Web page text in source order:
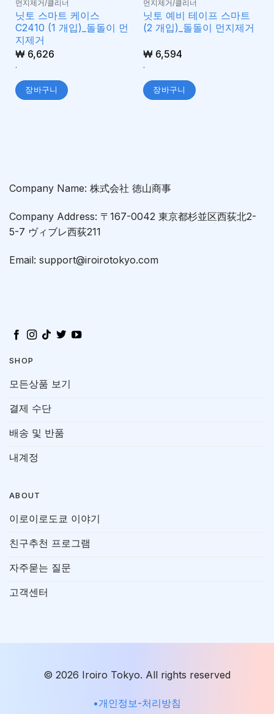
먼지제거/클리너
닛토 스마트 케이스
C2410 (1 개입)_돌돌이 먼
지제거
₩6,626
.
장바구니
먼지제거/클리너
닛토 예비 테이프 스마트
(2 개입)_돌돌이 먼지제거
₩6,594
.
장바구니
Company Name: 株式会社 徳山商事
Company Address: 〒167-0042 東京都杉並区西荻北2-
5-7 ヴィブレ西荻211
Email: support@iroirotokyo.com
SHOP
모든상품 보기
결제 수단
배송 및 반품
내계정
ABOUT
이로이로도쿄 이야기
친구추천 프로그램
자주묻는 질문
고객센터
© 2026 Iroiro Tokyo. All rights reserved
•개인정보-처리방침